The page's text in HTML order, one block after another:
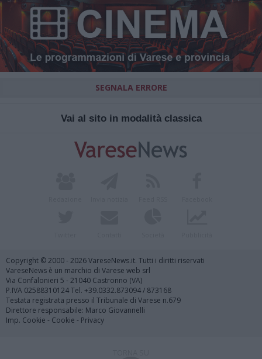
SEGNALA ERRORE
Vai al sito in modalità classica
Copyright © 2000 - 2026 VareseNews.it. Tutti i diritti riservati
VareseNews è un marchio di Varese web srl
Via Confalonieri 5 - 21040 Castronno (VA)
P.IVA 02588310124 Tel. +39.0332.873094 / 873168
Testata registrata presso il Tribunale di Varese n.679
Direttore responsabile: Marco Giovannelli
Imp. Cookie - Cookie - Privacy